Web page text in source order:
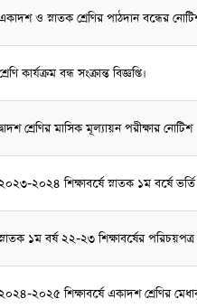
ও স্নাতক শ্রেণির পাঠদান বন্ধের
কার্যক্রম বন্ধ সংক্রান্ত বিজ্ঞপ্তি।
শ্রেণির মাসিক মূল্যায়ন পরীক্ষার নোটিশ
২০২৪ শিক্ষাবর্ষে স্নাতক ১ম বর্ষে ভর্তি
১ম বর্ষ ২২-২৩ শিক্ষাবর্ষের
২০২৫ শিক্ষাবর্ষে একাদশ শ্রেণির